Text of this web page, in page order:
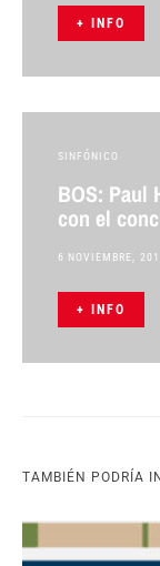
+ INFO
SINFÓNICO
BOS: Paul
con el
6 NOVIEMBRE,
+ INFO
TAMBIÉN PODRÍA